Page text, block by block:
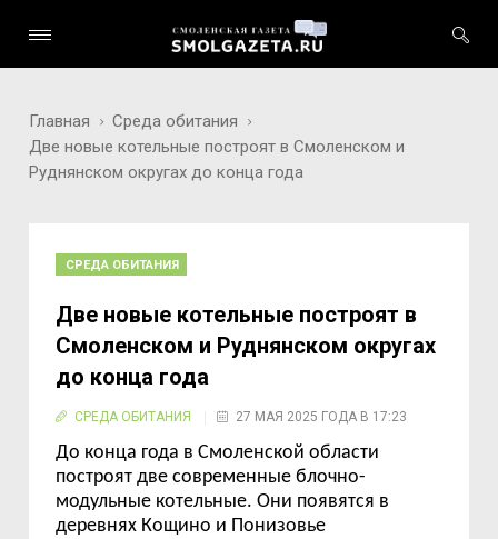
Главная
Среда обитания
Две новые котельные построят в Смоленском и
Руднянском округах до конца года
СРЕДА ОБИТАНИЯ
Две новые котельные построят в
Смоленском и Руднянском округах
до конца года
СРЕДА ОБИТАНИЯ 27 МАЯ 2025 ГОДА В 17:23
До конца года в Смоленской области
построят две современные блочно-
модульные котельные. Они появятся в
деревнях Кощино и Понизовье